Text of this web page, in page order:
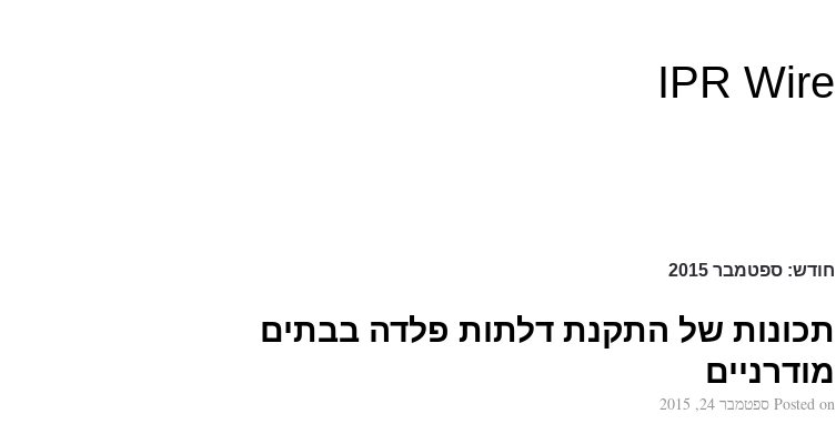
IPR Wire
חודש: ספטמבר 2015
תכונות של התקנת דלתות פלדה בבתים
מודרניים
Posted on ספטמבר 24, 2015